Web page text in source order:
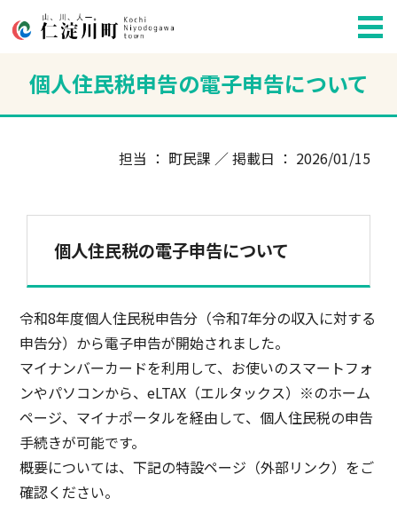
個人住民税申告の電子申告について
担当 ： 町民課 ／ 掲載日 ： 2026/01/15
個人住民税の電子申告について
令和8年度個人住民税申告分（令和7年分の収入に対する
申告分）から電子申告が開始されました。
マイナンバーカードを利用して、お使いのスマートフォ
ンやパソコンから、eLTAX（エルタックス）※のホーム
ページ、マイナポータルを経由して、個人住民税の申告
手続きが可能です。
概要については、下記の特設ページ（外部リンク）をご
確認ください。